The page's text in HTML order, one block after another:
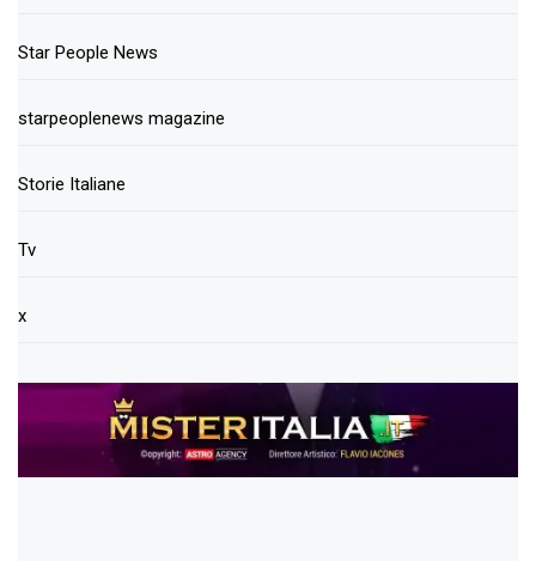
Star People News
starpeoplenews magazine
Storie Italiane
Tv
x